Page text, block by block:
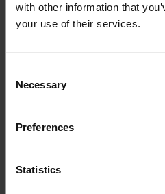
with other information that
your use of their services.
Selection
Necessary
Preferences
Statistics
ZUBEHÖR